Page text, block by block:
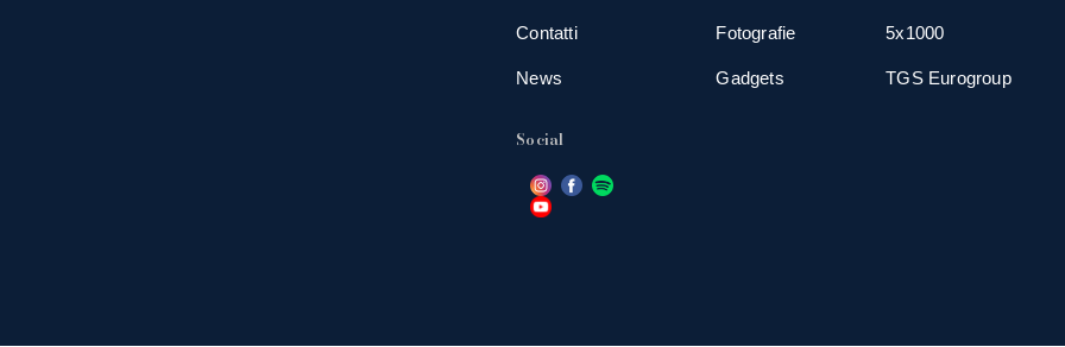
Contatti
News
Social
Fotografie
Gadgets
5x1000
TGS Eurogroup